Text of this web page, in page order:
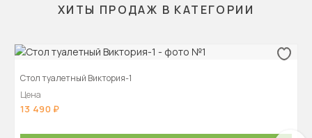
ХИТЫ ПРОДАЖ В КАТЕГОРИИ
Стол туалетный Виктория-1
Цена
13 490